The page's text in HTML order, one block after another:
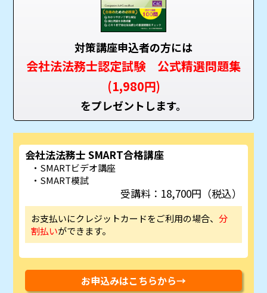
対策講座申込者の方には
会社法法務士認定試験 公式精選問題集
(1,980円)
をプレゼントします。
会社法法務士 SMART合格講座
SMARTビデオ講座
SMART模試
受講料：18,700円（税込）
お支払いにクレジットカードをご利用の場合、分
割払いができます。
お申込みはこちらから→